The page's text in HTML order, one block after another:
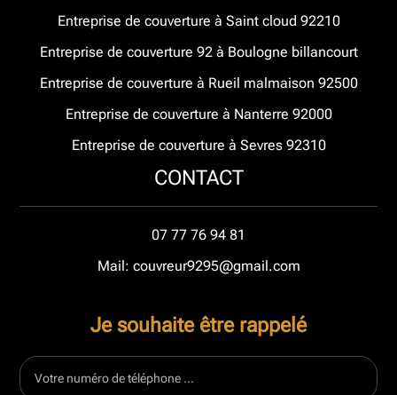
Entreprise de couverture à Saint cloud 92210
Entreprise de couverture 92 à Boulogne billancourt
Entreprise de couverture à Rueil malmaison 92500
Entreprise de couverture à Nanterre 92000
Entreprise de couverture à Sevres 92310
CONTACT
07 77 76 94 81
Mail: couvreur9295@gmail.com
Je souhaite être rappelé